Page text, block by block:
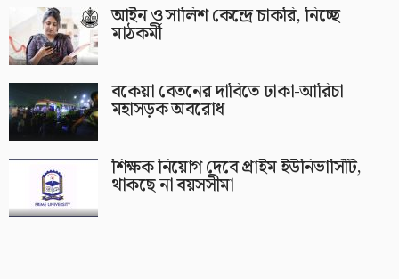
আইন ও সালিশ কেন্দ্রে চাকরি, নিচ্ছে
মাঠকর্মী
বকেয়া বেতনের দাবিতে ঢাকা-আরিচা
মহাসড়ক অবরোধ
শিক্ষক নিয়োগ দেবে প্রাইম ইউনিভার্সিটি,
থাকছে না বয়সসীমা